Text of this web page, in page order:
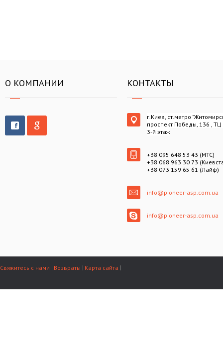
О КОМПАНИИ КОНТАКТЫ
г.Киев, ст.метро
проспект Победы, 136 , ТЦ
3-й этаж
+38 095 648 53 43 (МТС)
+38 068 963 30 73
+38 073 159 65 61 (Лайф)
info@pioneer-asp.com.ua
info@pioneer-asp.com.ua
Свяжитесь с нами Возвраты Карта сайта